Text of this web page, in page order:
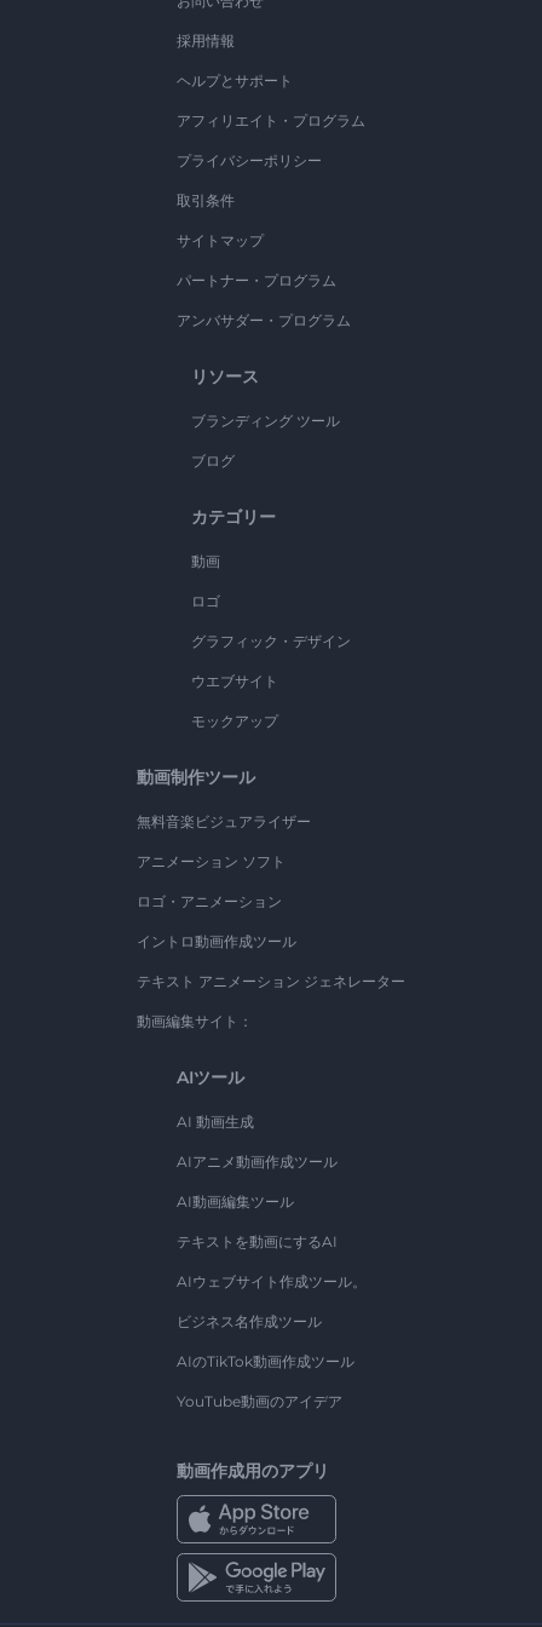
採用情報
ヘルプとサポート
アフィリエイト・プログラム
プライバシーポリシー
取引条件
サイトマップ
パートナー・プログラム
アンバサダー・プログラム
リソース
ブランディング ツール
ブログ
カテゴリー
動画
ロゴ
グラフィック・デザイン
ウエブサイト
モックアップ
動画制作ツール
無料音楽ビジュアライザー
アニメーション ソフト
ロゴ・アニメーション
イントロ動画作成ツール
テキスト アニメーション ジェネレーター
動画編集サイト：
AIツール
AI 動画生成
AIアニメ動画作成ツール
AI動画編集ツール
テキストを動画にするAI
AIウェブサイト作成ツール。
ビジネス名作成ツール
AIのTikTok動画作成ツール
YouTube動画のアイデア
動画作成用のアプリ